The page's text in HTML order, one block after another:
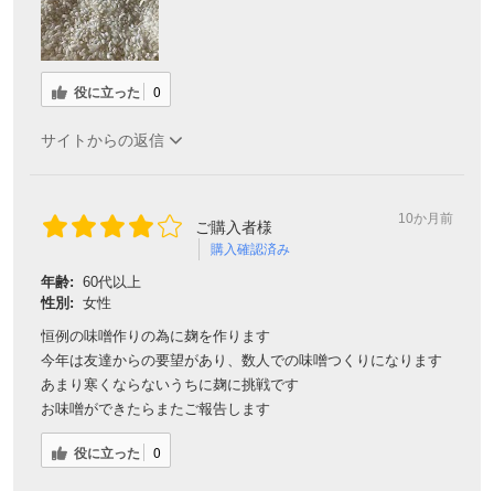
役に立った 0
サイトからの返信
ご購入者様
購入確認済み
10か月前
年齢: 60代以上
性別: 女性
恒例の味噌作りの為に麹を作ります
今年は友達からの要望があり、数人での味噌つくりになります
あまり寒くならないうちに麹に挑戦です
お味噌ができたらまたご報告します
役に立った 0